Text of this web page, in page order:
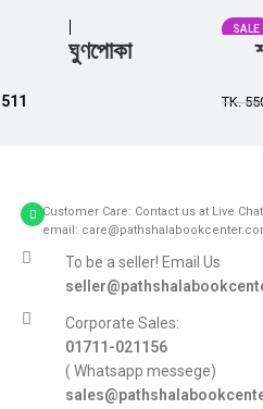
Add to cart
ঘুণপোকা
511
SALE
TK.
Customer Care: Contact us at Live
email:
To be a seller! Email Us
Corporate Sales:
01711-021156
( Whatsapp messege)